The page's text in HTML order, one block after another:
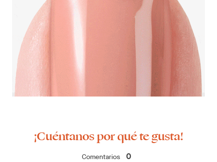
¡Cuéntanos por qué te gusta!
Comentarios 0